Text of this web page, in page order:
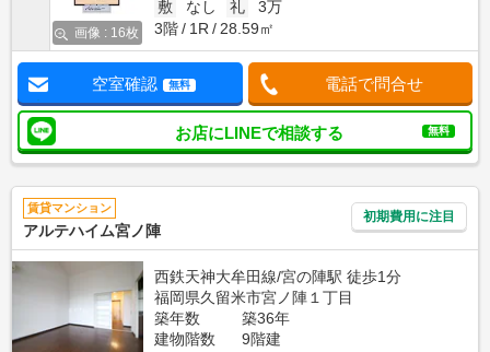
画像 : 16枚
敷 なし 礼
3万
3階
1R 28.59㎡
空室確認 無料 電話で問合せ
お店にLINEで相談する 無料
賃貸マンション
アルテハイム宮ノ陣
初期費用に注目
西鉄天神大牟田線/宮の陣駅 徒歩1分
福岡県久留米市宮ノ陣１丁目
築年数
築36年
建物階数
9階建